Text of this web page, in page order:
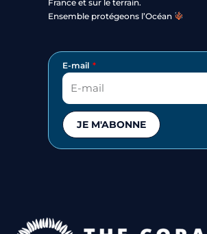
France et sur le terrain.
Ensemble protégeons l’Océan
E-mail
JE M'ABONNE